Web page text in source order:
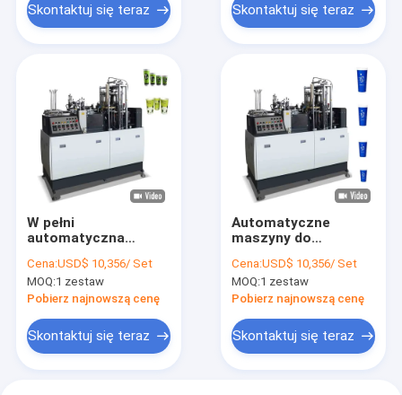
Skontaktuj się teraz Skontaktuj się teraz
W pełni
automatyczna
produkcji kubków
kartonowych
Maszyna do
papierowych
Cena:USD$ 10,356/ Set
MOQ:1 zestaw
Pobierz najnowszą cenę
Skontaktuj się teraz
Automatyczne
maszyny do
papierowych 50HZ
Maszyna do
produkcji kubków do
Cena:USD$ 10,356/ Set
MOQ:1 zestaw
Pobierz najnowszą cenę
Skontaktuj się teraz